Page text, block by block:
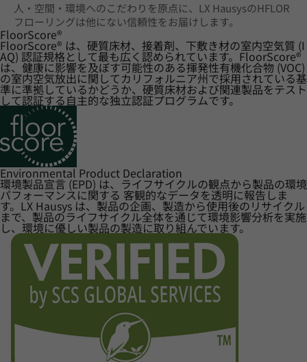
人・空間・環境へのこだわりを原点に、LX HausysのHFLOR
フローリングは他にない信頼性をお届けします。
FloorScore®
FloorScore® は、硬質床材、接着剤、下敷き材の室内空気質 (I
AQ) 認証規格として最も広く認められています。FloorScore®
は、健康に影響を及ぼす可能性のある揮発性有機化合物 (VOC)
の室内空気放出に関してカリフォルニア州で採用されている基
準に準拠しているかどうか、硬質床材および関連製品をテスト
して認証する自主的な独立認証プログラムです。
Environmental Product Declaration
環境製品宣言 (EPD) は、ライフサイクルの観点から製品の環境
パフォーマンスに関する 客観的なデータを透明に報告しま
す。LX Hausys は、製品の企画、製造から使用後のリサイクル
まで、製品のライフサイクル全体を通じて環境影響分析を実施
し、環境に優しい製品の製造に取り組んでいます。